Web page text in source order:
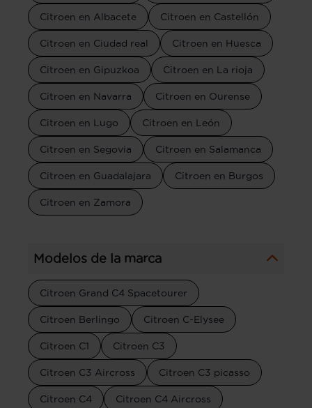
Citroen en Albacete Citroen en Castellón
Citroen en Ciudad real Citroen en Huesca
Citroen en Gipuzkoa Citroen en La rioja
Citroen en Navarra Citroen en Ourense
Citroen en Lugo Citroen en León
Citroen en Segovia Citroen en Salamanca
Citroen en Guadalajara Citroen en Burgos
Citroen en Zamora
Modelos de la marca
Citroen Grand C4 Spacetourer
Citroen Berlingo Citroen C-Elysee
Citroen C1 Citroen C3
Citroen C3 Aircross Citroen C3 picasso
Citroen C4 Citroen C4 Aircross